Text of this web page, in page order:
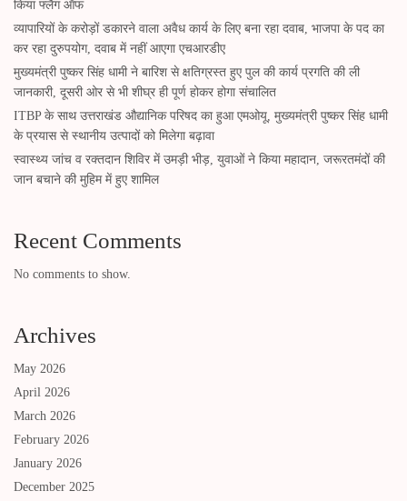
किया फ्लैग ऑफ
व्यापारियों के करोड़ों डकारने वाला अवैध कार्य के लिए बना रहा दवाब, भाजपा के पद का
कर रहा दुरुपयोग, दवाब में नहीं आएगा एचआरडीए
मुख्यमंत्री पुष्कर सिंह धामी ने बारिश से क्षतिग्रस्त हुए पुल की कार्य प्रगति की ली
जानकारी, दूसरी ओर से भी शीघ्र ही पूर्ण होकर होगा संचालित
ITBP के साथ उत्तराखंड औद्यानिक परिषद का हुआ एमओयू, मुख्यमंत्री पुष्कर सिंह धामी
के प्रयास से स्थानीय उत्पादों को मिलेगा बढ़ावा
स्वास्थ्य जांच व रक्तदान शिविर में उमड़ी भीड़, युवाओं ने किया महादान, जरूरतमंदों की
जान बचाने की मुहिम में हुए शामिल
Recent Comments
No comments to show.
Archives
May 2026
April 2026
March 2026
February 2026
January 2026
December 2025